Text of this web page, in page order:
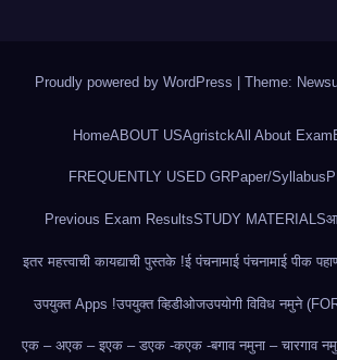
Proudly powered by WordPress Theme:
HomeABOUT USAgristckAll About Exam
FREQUENTLY USED GRPaper/Syllabus
Previous Exam ResultsSTUDY MATERIALS
इतर महत्त्वाची कायद्याची पुस्तके !ई पंचनामाई पंचनामाई पीक
उपयुक्त Apps !उपयुक्त व्हिडीओजउपयोगी विविध नमुने
एक – अएक – इएक – डएक -कएक -बगाव नमुना – चारगाव